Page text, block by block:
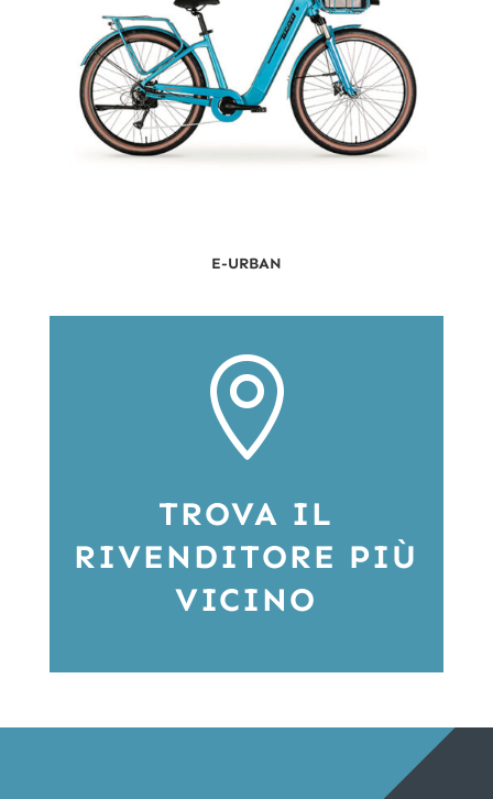
E-URBAN

TROVA IL
RIVENDITORE PIÙ
VICINO